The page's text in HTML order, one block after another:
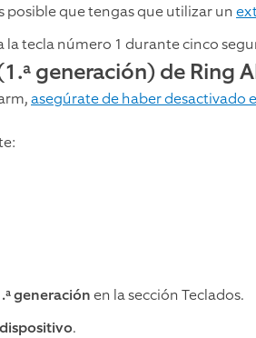
posible que tengas que utilizar un
tecla número 1 durante cinco
generación) de Ring
asegúrate de haber desactivado
generaciónen la sección Teclados.
.